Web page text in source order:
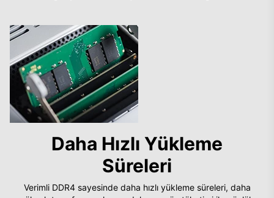
Daha Hızlı Yükleme
Süreleri
Verimli DDR4 sayesinde daha hızlı yükleme süreleri, daha